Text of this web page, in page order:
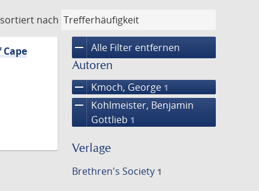
sortiert nach
remove Alle Filter entfernen
Autoren
remove Kmoch, George 1
remove
Kohlmeister, Benjamin
Gottlieb 1
Verlage
Brethren's Society 1